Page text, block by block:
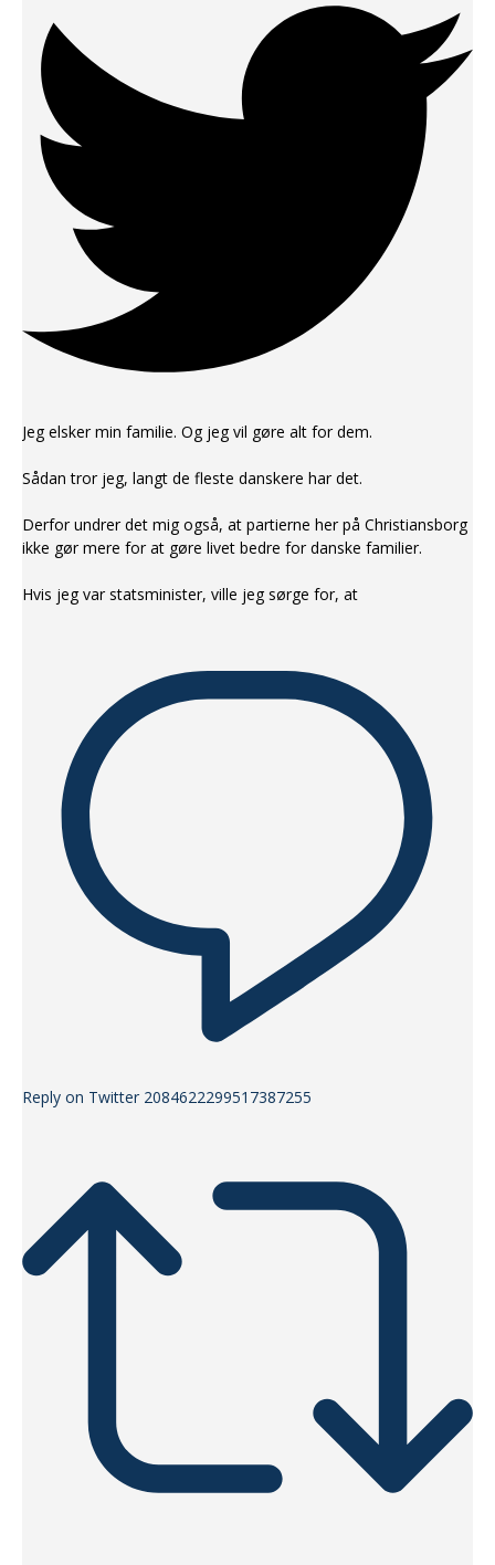
Jeg elsker min familie. Og jeg vil gøre alt for dem.
Sådan tror jeg, langt de fleste danskere har det.
Derfor undrer det mig også, at partierne her på Christiansborg
ikke gør mere for at gøre livet bedre for danske familier.
Hvis jeg var statsminister, ville jeg sørge for, at
Reply on Twitter 2084622299517387255